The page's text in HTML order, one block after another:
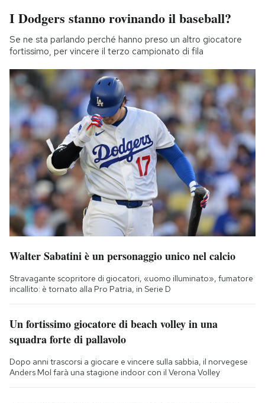
I Dodgers stanno rovinando il baseball?
Se ne sta parlando perché hanno preso un altro giocatore
fortissimo, per vincere il terzo campionato di fila
Walter Sabatini è un personaggio unico nel calcio
Stravagante scopritore di giocatori, «uomo illuminato», fumatore
incallito: è tornato alla Pro Patria, in Serie D
Un fortissimo giocatore di beach volley in una
squadra forte di pallavolo
Dopo anni trascorsi a giocare e vincere sulla sabbia, il norvegese
Anders Mol farà una stagione indoor con il Verona Volley